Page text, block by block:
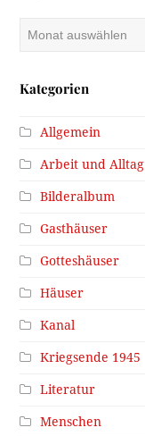
Kategorien
Allgemein
Arbeit und Alltag
Bilderalbum
Gasthäuser
Gotteshäuser
Häuser
Kanal
Kriegsende 1945
Literatur
Menschen